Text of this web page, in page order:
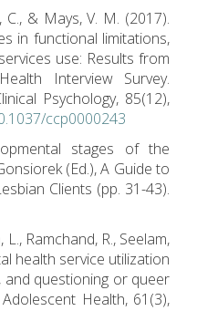
& Mays, V. M. (2017).
in functional limitations,
use: Results from
Interview Survey.
Psychology, 85(12),
ccp0000243
stages of the
(Ed.), A Guide to
Clients (pp. 31-43).
Ramchand, R., Seelam,
health service utilization
and questioning or queer
Health, 61(3),